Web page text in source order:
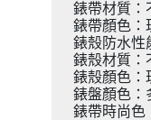
錶帶材質：
錶帶顏色：
錶殼防水性
錶殼材質：
錶殼顏色：
錶盤顏色：
錶帶時尚色